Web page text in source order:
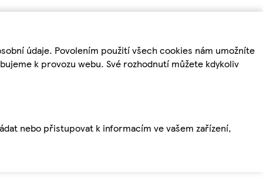
údaje. Povolením použití všech cookies nám umožníte
k provozu webu. Své rozhodnutí můžete kdykoliv
nebo přistupovat k informacím ve vašem zařízení,